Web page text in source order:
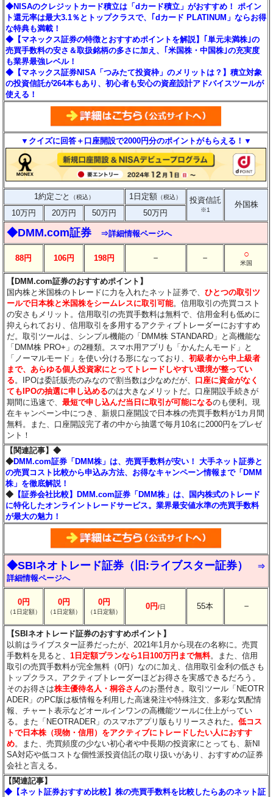
◆NISAのクレジットカード積立は「dカード積立」がおすすめ！ ポイン
ト還元率は最大3.1％とトップクラスで、｢dカード PLATINUM」ならお得
な特典も満載！
◆【マネックス証券の特徴とおすすめポイントを解説】｢単元未満株｣の
売買手数料の安さ＆取扱銘柄の多さに加え、｢米国株・中国株｣の充実度
も業界最強レベル！
◆【マネックス証券NISA「つみたて投資枠」のメリットは？】積立対象
の投資信託が264本もあり、初心者も安心の資産設計アドバイスツールが
使える！
▼クイズに回答＋口座開設で2000円分のポイントがもらえる！▼
1約定ごと （税込） 1日定額 （税込） 投資信託
※1
外国株
10万円
20万円 50万円 50万円
◆DMM.com証券 ⇒詳細情報ページへ
88円 106円 198円 － － ○
米国
【DMM.com証券のおすすめポイント】
国内株と米国株のトレードに力を入れたネット証券で、ひとつの取引ツ
ールで日本株と米国株をシームレスに取引可能。信用取引の売買コスト
の安さもメリット。信用取引の売買手数料は無料で、信用金利も低めに
抑えられており、信用取引を多用するアクティブトレーダーにおすすめ
だ。取引ツールは、シンプル機能の「DMM株 STANDARD」と高機能な
「DMM株 PRO+」の2種類。スマホ用アプリも「かんたんモード」と
「ノーマルモード」を使い分ける形になっており、初級者から中上級者
まで、あらゆる個人投資家にとってトレードしやすい環境が整ってい
る 。IPOは委託販売のみなので割当数は少なめだが、 口座に資金がなく
てもIPOの抽選に申し込めるのは大きなメリットだ。口座開設手続きが
期間に迅速で、最短で申し込んだ当日に取引が可能になるのも便利。現
在キャンペーン中につき、新規口座開設で日本株の売買手数料が1カ月間
無料。また、口座開設完了者の中から抽選で毎月10名に2000円をプレゼ
ント！
【関連記事】◆
◆DMM.com証券「DMM株」は、売買手数料が安い！ 大手ネット証券と
の売買コスト比較から申込み方法、お得なキャンペーン情報まで「DMM
株」を徹底解説！
◆ 【証券会社比較】DMM.com証券「DMM株」は、国内株式のトレード
に特化したオンライントレードサービス。業界最安値水準の売買手数料
が最大の魅力！
◆SBIネオトレード証券（旧:ライブスター証券）
⇒
詳細情報ページへ
0円
（1日定額）
0円
（1日定額）
0円
（1日定額）
0円/日 55本 －
【SBIネオトレード証券のおすすめポイント】
以前はライブスター証券だったが、2021年1月から現在の名称に。売買
手数料を見ると、1日定額プランなら1日100万円まで無料。また、信用
取引の売買手数料が完全無料（0円）なのに加え、信用取引金利の低さも
トップクラス。アクティブトレーダーほどお得さを実感できるだろう。
そのお得さは株主優待名人・桐谷さんのお墨付き。取引ツール「NEOTR
ADER」のPC版は板情報を利用した高速発注や特殊注文、多彩な気配情
報、チャート表示などオールインワンの高機能ツールに仕上がってい
る。また「NEOTRADER」のスマホアプリ版もリリースされた。低コス
トで日本株（現物・信用）をアクティブにトレードしたい人におすす
め。また、売買頻度の少ない初心者や中長期の投資家にとっても、新NI
SA対応や低コストな個性派投資信託の取り扱いがあり、おすすめの証券
会社と言える。
【関連記事】
◆【ネット証券おすすめ比較】株の売買手数料を比較したらあのネット証